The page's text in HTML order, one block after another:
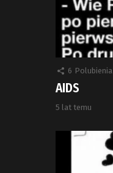
6 Polubienia
AIDS
5 lat temu